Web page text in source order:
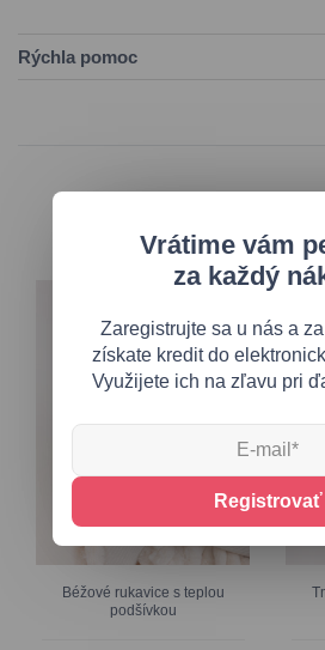
Rýchla pomoc
Béžové rukavice s teplou
podšívkou
Vrátime vám
za každý
Zaregistrujte sa u nás a
získate kredit do
Využijete ich na zľavu pri
Registrovať